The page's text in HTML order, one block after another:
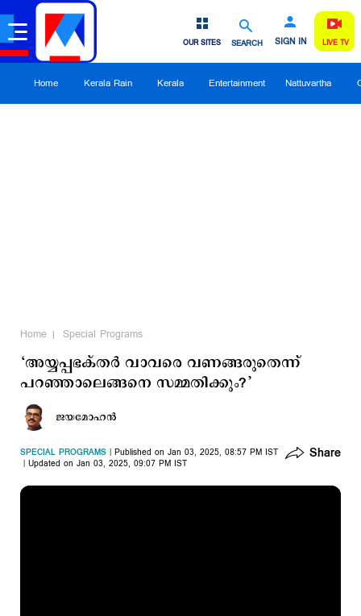
SEARCH SIGN IN
OUR SITES LIVE TV
Home Kerala Rain Kerala Entertainment Nattuvartha
Home Special Programs
‘അയ്യപ്പഭക്തര്‍ വാവരെ വണങ്ങരുതെന്ന്
പറഞ്ഞാലെങ്ങനെ സമ്മതിക്കും?’
ജയമോഹന്‍
SPECIAL PROGRAMS
Published on Jan 03, 2025, 08:57 PM IST
Updated on Jan 03, 2025, 09:07 PM IST
Share